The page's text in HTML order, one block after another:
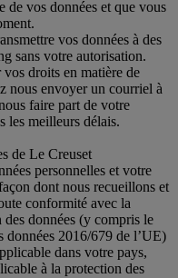
de vos données et que vous
vos données à des
sans votre autorisation.
droits en matière de
nous envoyer un courriel à
faire part de votre
les meilleurs délais.
de Le Creuset
personnelles et votre
dont nous recueillons et
conformité avec la
données (y compris le
données 2016/679 de l’UE)
dans votre pays,
à la protection des